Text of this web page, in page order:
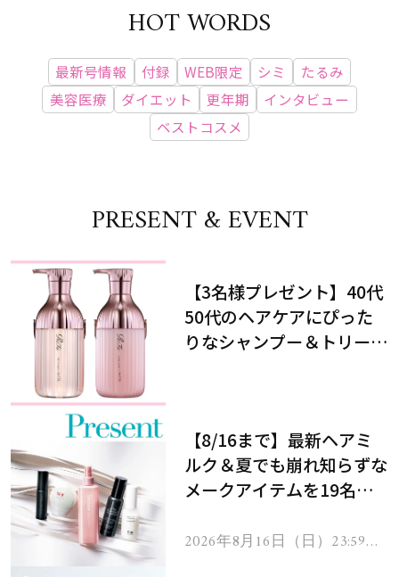
HOT WORDS
最新号情報 付録 WEB限定 シミ
たるみ
美容医療
ダイエット 更年期
インタビュー
ベストコスメ
PRESENT & EVENT
【3名様プレゼント】40代
50代のヘアケアにぴった
りなシャンプー＆トリート
【8/16まで】最新ヘアミ
ルク＆夏でも崩れ知らずな
メークアイテムを19名様
2026年8月16日（日）23:59ま